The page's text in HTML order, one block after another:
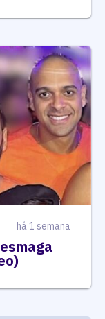
há 1 semana